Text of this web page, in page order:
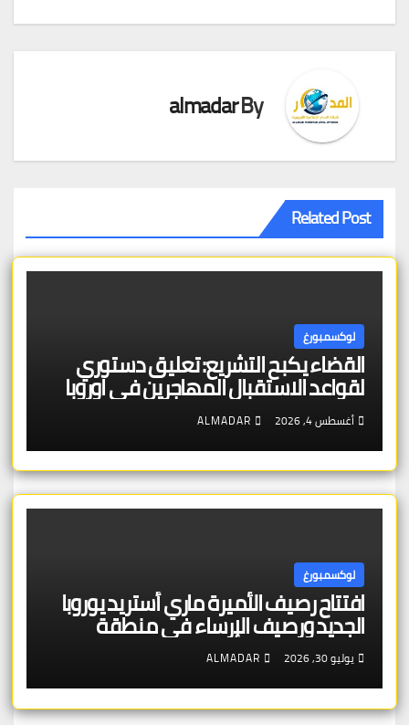
المقالات
By
almadar
Related Post
لوكسمبورغ
القضاء يكبح التشريع: تعليق دستوري
لقواعد الاستقبال المهاجرين في اوروبا
أغسطس 4, 2026 ALMADAR
لوكسمبورغ
افتتاح رصيف الأميرة ماري أستريد يوروبا
الجديد ورصيف الإرساء في منطقة
شنغن – بنية تحتية عالية الجودة تخدم
الجمهور والتراث الأوروبي
يوليو 30, 2026 ALMADAR